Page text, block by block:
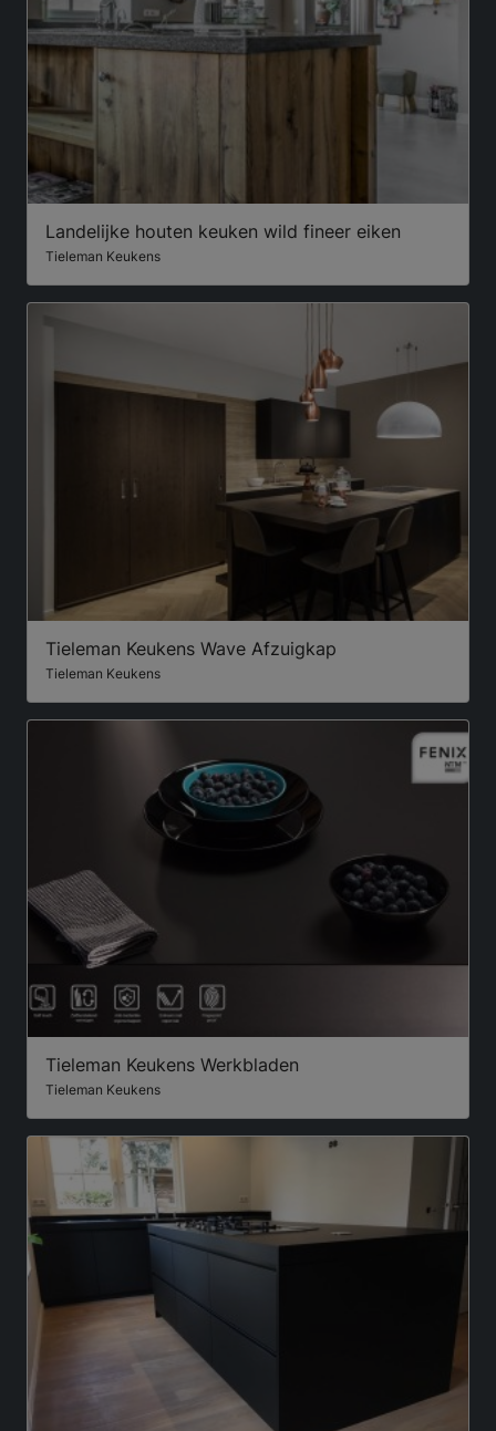
Landelijke houten keuken wild fineer eiken
Tieleman Keukens
Tieleman Keukens Wave Afzuigkap
Tieleman Keukens
Tieleman Keukens Werkbladen
Tieleman Keukens